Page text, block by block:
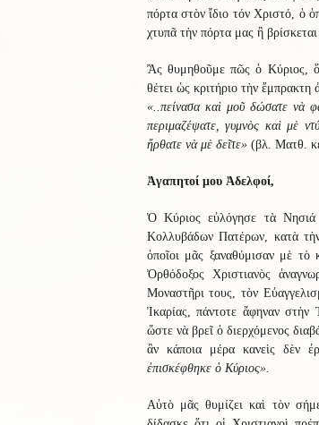
πόρτα στὸν ἴδιο τόν Χριστό, ὁ
χτυπᾶ τὴν πόρτα μας ἢ
Ἂς θυμηθοῦμε πῶς ὁ Κύριος,
θέτει ὡς κριτήριο τὴν ἔμπρακτη
«..πείνασα καὶ μοῦ δώσατε νὰ
περιμαζέψατε, γυμνὸς καὶ μὲ
ἤρθατε νὰ μὲ δεῖτε»(βλ. Ματθ.
Ἀγαπητοί μου Ἀδελφοί,
Ὁ Κύριος εὐλόγησε τὰ Νησιά
Κολλυβάδων Πατέρων, κατὰ
ὁποῖοι μᾶς ξαναθύμισαν μὲ
Ὀρθόδοξος Χριστιανὸς
Μοναστῆρι τους, τὸν
Ἰκαρίας, πάντοτε ἄφηναν στὴν
ὥστε νὰ βρεῖ ὁ διερχόμενος
ἂν κάποια μέρα κανεὶς δὲν
ἐπισκέφθηκε ὁ Κύριος».
Αὐτὸ μᾶς θυμίζει καὶ τὸν